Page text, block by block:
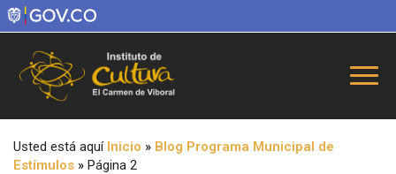
Usted está aquí Inicio » Blog Programa Municipal de
Estímulos » Página 2